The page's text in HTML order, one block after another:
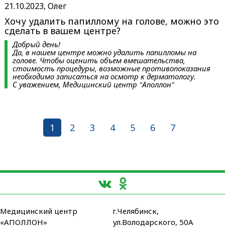
21.10.2023, Олег
Хочу удалить папиллому на голове, можно это
сделать в вашем центре?
Добрый день!
Да, в нашем центре можно удалить папилломы на
голове. Чтобы оценить объем вмешательства,
стоимость процедуры, возможные противопоказания
необходимо записаться на осмотр к дерматологу.
С уважением, Медицинский центр "Аполлон"
1 2 3 4 5 6 7
Медицинский центр
«АПОЛЛОН»
г.Челябинск,
ул.Володарского, 50А